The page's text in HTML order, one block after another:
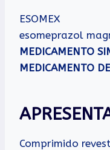
ESOMEX
esomeprazol
MEDICAMENTO
MEDICAMENTO
Comprimido